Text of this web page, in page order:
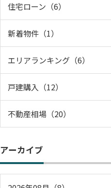
住宅ローン（6）
新着物件（1）
エリアランキング（6）
戸建購入（12）
不動産相場（20）
アーカイブ